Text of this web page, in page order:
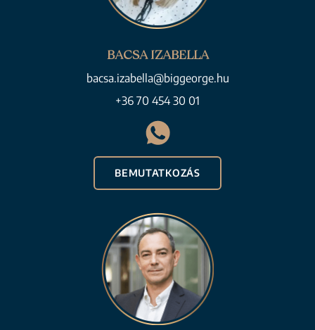
BACSA IZABELLA
bacsa.izabella@biggeorge.hu
+36 70 454 30 01
BEMUTATKOZÁS